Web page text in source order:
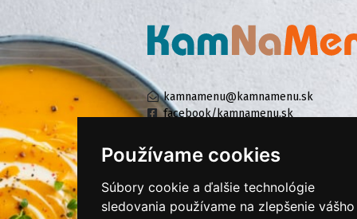
Používame cookies
Súbory cookie a ďalšie technológie
sledovania používame na zlepšenie vášho
kamnamenu@kamnamenu.sk
facebook/kamnamenu.sk
KONTAKTUJTE NÁS